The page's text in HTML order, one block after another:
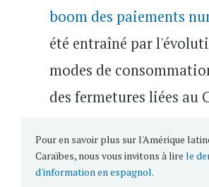
boom des paiements
été entraîné par
modes de
des fermetures liées au
Pour en savoir plus sur l'Amérique
Caraïbes, nous vous invitons à lire le
d'information en espagnol.